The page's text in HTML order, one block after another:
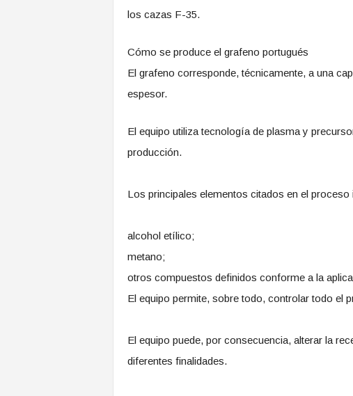
los cazas F-35.
Cómo se produce el grafeno portugués
El grafeno corresponde, técnicamente, a una
espesor.
El equipo utiliza tecnología de plasma y
producción.
Los principales elementos citados en el proceso
alcohol etílico;
metano;
otros compuestos definidos conforme a la
El equipo permite, sobre todo, controlar todo el
El equipo puede, por consecuencia, alterar la
diferentes finalidades.